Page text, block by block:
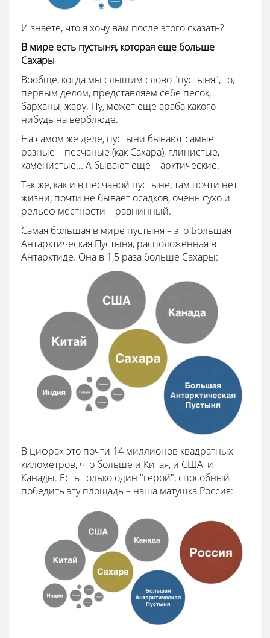
И знаете, что я хочу вам после этого сказать?
В мире есть пустыня, которая еще больше
Сахары
Вообще, когда мы слышим слово "пустыня", то,
первым делом, представляем себе песок,
барханы, жару. Ну, может еще араба какого-
нибудь на верблюде.
На самом же деле, пустыни бывают самые
разные – песчаные (как Сахара), глинистые,
каменистые... А бывают еще – арктические.
Так же, как и в песчаной пустыне, там почти нет
жизни, почти не бывает осадков, очень сухо и
рельеф местности – равнинный.
Самая большая в мире пустыня – это Большая
Антарктическая Пустыня, расположенная в
Антарктиде. Она в 1,5 раза больше Сахары:
В цифрах это почти 14 миллионов квадратных
километров, что больше и Китая, и США, и
Канады. Есть только один "герой", способный
победить эту площадь – наша матушка Россия: